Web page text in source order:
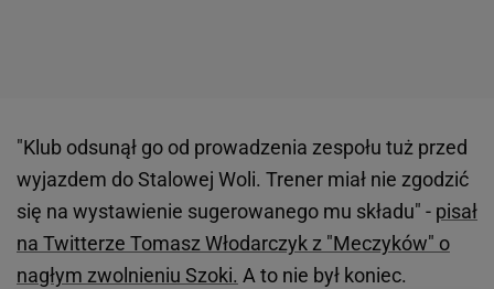
"Klub odsunął go od prowadzenia zespołu tuż przed
wyjazdem do Stalowej Woli. Trener miał nie zgodzić
się na wystawienie sugerowanego mu składu" - pisał
na Twitterze Tomasz Włodarczyk z "Meczyków" o
nagłym zwolnieniu Szoki. A to nie był koniec.